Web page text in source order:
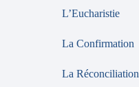
L’Eucharistie
La Confirmation
La Réconciliation